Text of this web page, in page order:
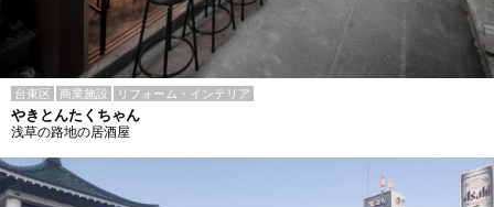
台東区 商業施設 リフォーム・インテリア
やきとんたくちゃん
浅草の路地の居酒屋